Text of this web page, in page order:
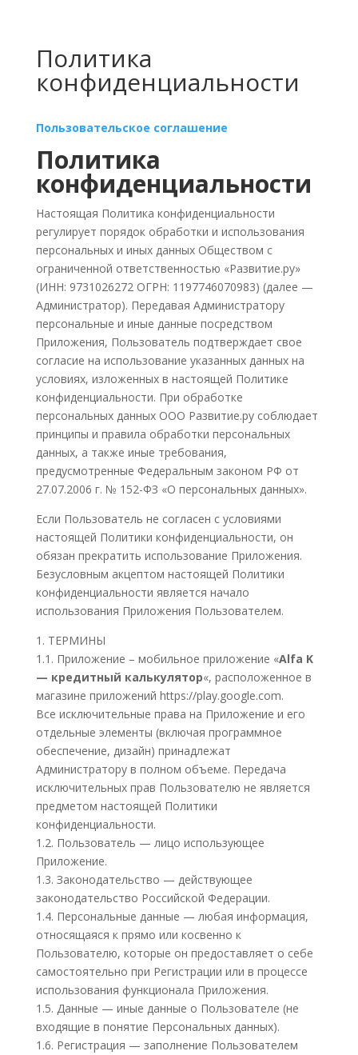
Политика
конфиденциальности
Пользовательское соглашение
Политика
конфиденциальности
Настоящая Политика конфиденциальности
регулирует порядок обработки и использования
персональных и иных данных Обществом с
ограниченной ответственностью «Развитие.ру»
(ИНН: 9731026272 ОГРН: 1197746070983) (далее —
Администратор). Передавая Администратору
персональные и иные данные посредством
Приложения, Пользователь подтверждает свое
согласие на использование указанных данных на
условиях, изложенных в настоящей Политике
конфиденциальности. При обработке
персональных данных ООО Развитие.ру соблюдает
принципы и правила обработки персональных
данных, а также иные требования,
предусмотренные Федеральным законом РФ от
27.07.2006 г. № 152-ФЗ «О персональных данных».
Если Пользователь не согласен с условиями
настоящей Политики конфиденциальности, он
обязан прекратить использование Приложения.
Безусловным акцептом настоящей Политики
конфиденциальности является начало
использования Приложения Пользователем.
1. ТЕРМИНЫ
1.1. Приложение – мобильное приложение «Alfa K
— кредитный калькулятор«, расположенное в
магазине приложений https://play.google.com.
Все исключительные права на Приложение и его
отдельные элементы (включая программное
обеспечение, дизайн) принадлежат
Администратору в полном объеме. Передача
исключительных прав Пользователю не является
предметом настоящей Политики
конфиденциальности.
1.2. Пользователь — лицо использующее
Приложение.
1.3. Законодательство — действующее
законодательство Российской Федерации.
1.4. Персональные данные — любая информация,
относящаяся к прямо или косвенно к
Пользователю, которые он предоставляет о себе
самостоятельно при Регистрации или в процессе
использования функционала Приложения.
1.5. Данные — иные данные о Пользователе (не
входящие в понятие Персональных данных).
1.6. Регистрация — заполнение Пользователем